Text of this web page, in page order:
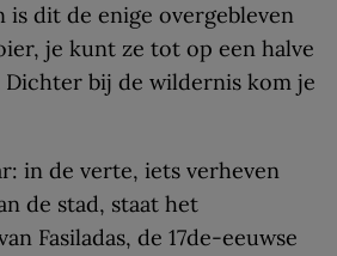
dit de enige overgebleven
je kunt ze tot op een halve
Dichter bij de wildernis kom je
in de verte, iets verheven
de stad, staat het
Fasiladas, de 17de-eeuwse